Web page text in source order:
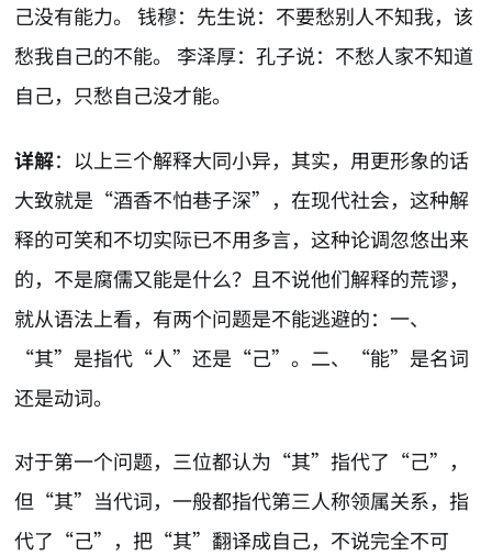
己没有能力。 钱穆：先生说：不要愁别人不知我，该
愁我自己的不能。 李泽厚：孔子说：不愁人家不知道
自己，只愁自己没才能。
详解：以上三个解释大同小异，其实，用更形象的话
大致就是“酒香不怕巷子深”，在现代社会，这种解
释的可笑和不切实际已不用多言，这种论调忽悠出来
的，不是腐儒又能是什么？且不说他们解释的荒谬，
就从语法上看，有两个问题是不能逃避的：一、
“其”是指代“人”还是“己”。二、“能”是名词
还是动词。
对于第一个问题，三位都认为“其”指代了“己”，
但“其”当代词，一般都指代第三人称领属关系，指
代了“己”，把“其”翻译成自己，不说完全不可